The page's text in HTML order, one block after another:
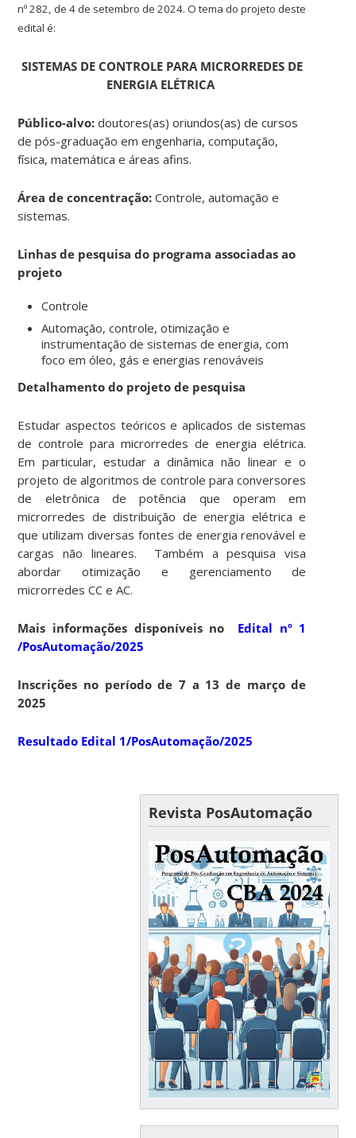
nº 282, de 4 de setembro de 2024. O tema do projeto deste
edital é:
SISTEMAS DE CONTROLE PARA MICRORREDES DE
ENERGIA ELÉTRICA
Público-alvo:doutores(as) oriundos(as) de cursos
de pós-graduação em engenharia, computação,
física, matemática e áreas afins.
Área de concentração:Controle, automação e
sistemas.
Linhas de pesquisa do programa associadas ao
projeto
Controle
Automação, controle, otimização e
instrumentação de sistemas de energia, com
foco emóleo, gás e energias renováveis
Detalhamento do projeto de pesquisa
Estudar aspectos teóricos e aplicados de sistemas
de controle para microrredes de energia elétrica.
Em particular, estudar a dinâmica não linear e o
projeto de algoritmos de controle para conversores
de eletrônica de potência que operam em
microrredes de distribuição de energia elétrica e
que utilizam diversas fontes de energia renovável e
cargas não lineares. Também a pesquisa visa
abordar otimização e gerenciamento de
microrredes CC e AC.
Mais informações disponíveis no Edital nº 1
/PosAutomação/2025
Inscrições no período de 7 a 13 de março de
2025
Resultado Edital 1/PosAutomação/2025
Revista PosAutomação